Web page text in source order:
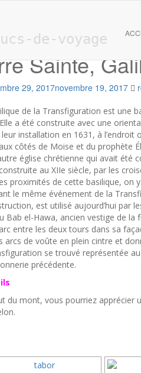
de-voyage
de la
Sainte,
29, 2017novembre 19, 2017
de la Transfiguration est une
a été construite avec une
leur installation en 1631, à
côtés de Moise et du prophète
église chrétienne qui avait été
au XIIe siècle, par les
proximités de cette basilique, on
le même événement de la
est utilisé aujourd’hui par
Bab el-Hawa, ancien vestige de
entre les deux tours dans sa
arcs de voûte en plein cintre et
se trouvé représentée
précédente.
du mont, vous pourriez apprécier